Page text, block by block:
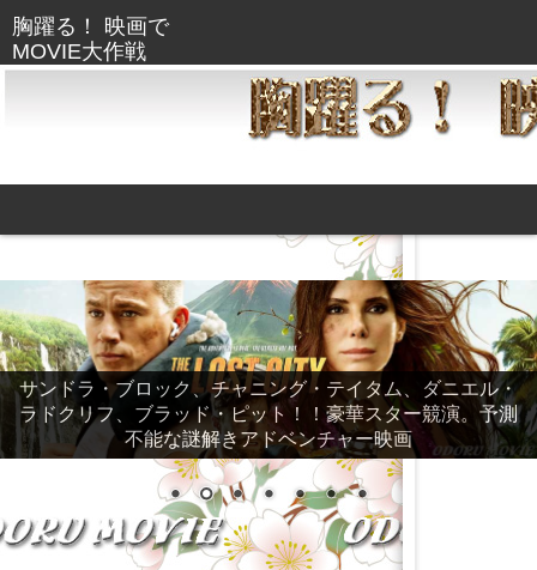
サンドラ・ブロック、チャニング・テイタム、ダニエル・
ラドクリフ、ブラッド・ピット！！豪華スター競演。予測
不能な謎解きアドベンチャー映画